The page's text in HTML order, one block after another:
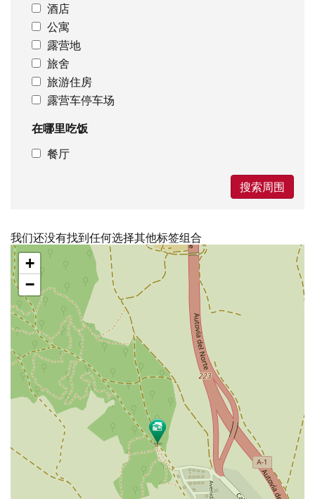
酒店
公寓
露营地
旅舍
旅游住房
露营车停车场
在哪里吃饭
餐厅
搜索周围
我们还没有找到任何选择其他标签组合
跳
过
地
图
+
−